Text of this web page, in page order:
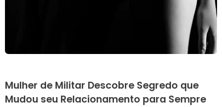
Mulher de Militar Descobre Segredo que
Mudou seu Relacionamento para Sempre